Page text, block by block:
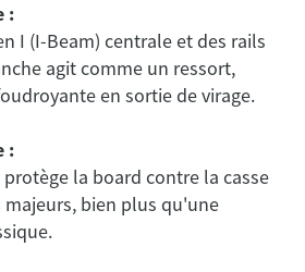
:
I (I-Beam) centrale et des rails
agit comme un ressort,
en sortie de virage.
:
la board contre la casse
bien plus qu'une